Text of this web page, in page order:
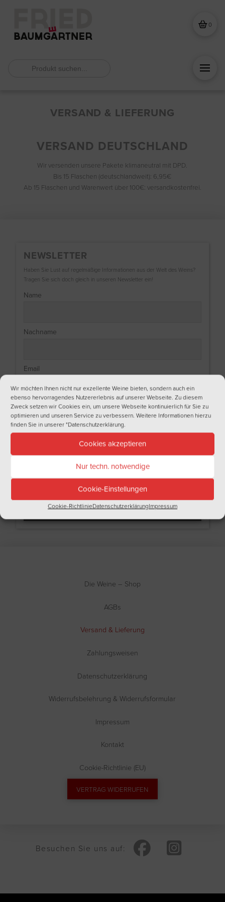
Wir möchten Ihnen nicht nur exzellente Weine bieten, sondern auch ein
ebenso hervorragendes Nutzererlebnis auf unserer Webseite. Zu diesem
Zweck setzen wir Cookies ein, um unsere Webseite kontinuierlich für Sie zu
optimieren und unseren Service zu verbessern. Weitere Informationen hierzu
finden Sie in unserer"Datenschutzerklärung.
Cookies akzeptieren
Nur techn. notwendige
Cookie-Einstellungen
Cookie-RichtlinieDatenschutzerklärungImpressum
0
VERSAND & LIEFERUNG
VERSAND DEUTSCHLAND
Wir versenden unsere Pakete klimaneutral mit DPD.
Bis 15 Flaschen (deutschlandweit): 6,95€
Ab 15 Flaschen und Warenwert über 100€: versandkostenfrei.
NEWSLETTER
Haben Sie Lust auf regelmäßige Informationen aus der Welt des Weins?
Tragen Sie sich doch gleich in unseren Newsletter ein!
Name
Nachname
Email
Ich bin
Ich akzeptiere die Datenschutzbedingungen
BEWERTEN SIE UNS BEI GOOGLE
Die Weine – Shop
AGBs
Versand & Lieferung
Zahlungsweisen
Datenschutzerklärung
Widerrufsbelehrung & Widerrufsformular
Impressum
Kontakt
Cookie-Richtlinie (EU)
VERTRAG WIDERRUFEN
Besuchen Sie uns auf: